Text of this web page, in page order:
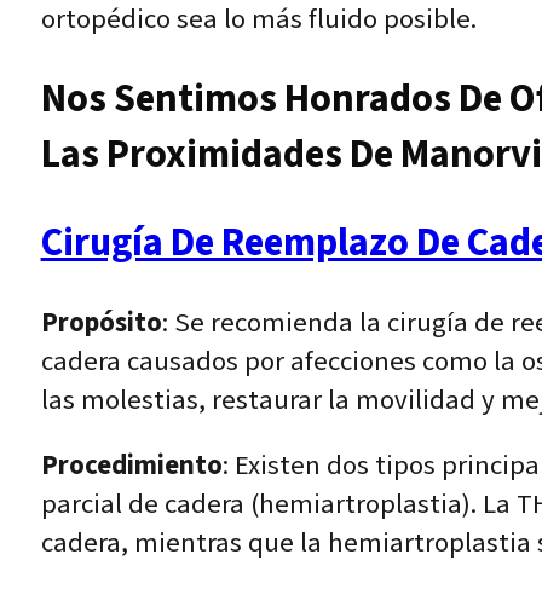
ortopédico sea lo más fluido posible.
Nos Sentimos Honrados De
Las Proximidades De
Cirugía De Reemplazo De
Propósito: Se recomienda la cirugía de
cadera causados por afecciones como
las molestias, restaurar la movilidad y
Procedimiento: Existen dos tipos
parcial de cadera (hemiartroplastia). La
cadera, mientras que la hemiartroplastia